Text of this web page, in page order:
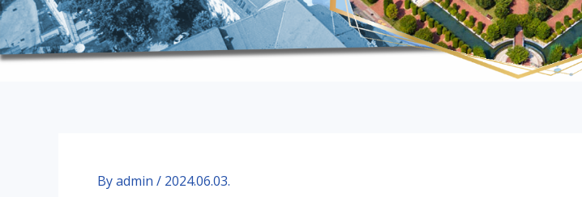
Byadmin / 2024.06.03.